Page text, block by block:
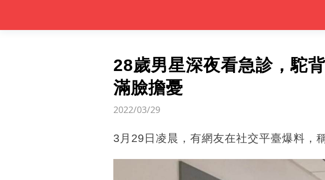
28歲男星深夜看急診，駝
滿臉擔憂
2022/03/29
3月29日凌晨，有網友在社交平臺爆料，